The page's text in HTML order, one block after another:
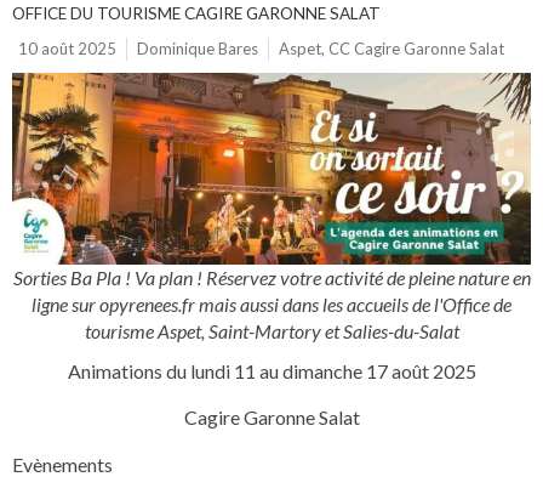
OFFICE DU TOURISME CAGIRE GARONNE SALAT
10 août 2025
Dominique Bares Aspet, CC Cagire Garonne Salat
Sorties Ba Pla ! Va plan ! Réservez votre activité de pleine nature en
ligne sur opyrenees.fr mais aussi dans les accueils de l'Office de
tourisme Aspet, Saint-Martory et Salies-du-Salat
Animations du lundi 11 au dimanche 17 août 2025
Cagire Garonne Salat
Evènements